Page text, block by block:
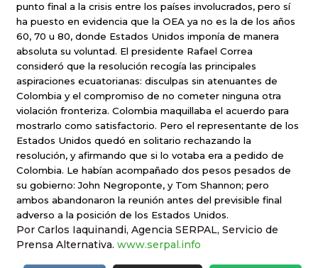
punto final a la crisis entre los países involucrados, pero sí
ha puesto en evidencia que la OEA ya no es la de los años
60, 70 u 80, donde Estados Unidos imponía de manera
absoluta su voluntad. El presidente Rafael Correa
consideró que la resolución recogía las principales
aspiraciones ecuatorianas: disculpas sin atenuantes de
Colombia y el compromiso de no cometer ninguna otra
violación fronteriza. Colombia maquillaba el acuerdo para
mostrarlo como satisfactorio. Pero el representante de los
Estados Unidos quedó en solitario rechazando la
resolución, y afirmando que si lo votaba era a pedido de
Colombia. Le habían acompañado dos pesos pesados de
su gobierno: John Negroponte, y Tom Shannon; pero
ambos abandonaron la reunión antes del previsible final
adverso a la posición de los Estados Unidos.
Por Carlos Iaquinandi, Agencia SERPAL, Servicio de
Prensa Alternativa. www.serpal.info